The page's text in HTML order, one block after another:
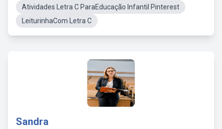
Atividades Letra C ParaEducação Infantil Pinterest
LeiturinhaCom Letra C
Sandra